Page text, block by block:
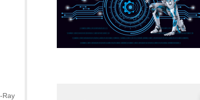
dostupan u Srbiji
MOTOMAN – NEXT-Robotika vođena
veštačkom inteligencijom
I.SAFE MOBILE revolucioniše